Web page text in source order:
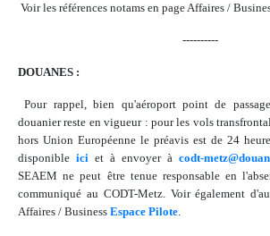
Voir les références notams en page Affaires /
----------
DOUANES :
Pour rappel, bien qu'aéroport point de
douanier reste en vigueur : pour les vols
hors Union Européenne le préavis est de 24
disponible ici et à envoyer à codt-
SEAEM ne peut être tenue responsable en
communiqué au CODT-Metz. Voir également
Affaires / Business Espace Pilote.